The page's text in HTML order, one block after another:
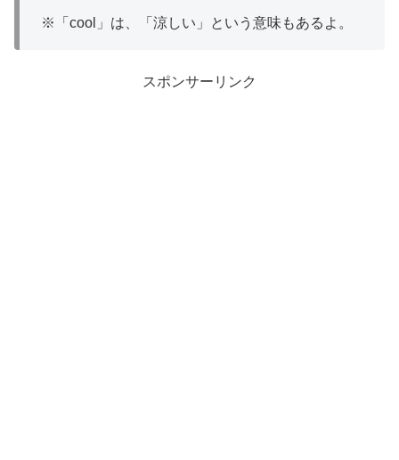
※「cool 」は、「涼しい」という意味もあるよ。
スポンサーリンク